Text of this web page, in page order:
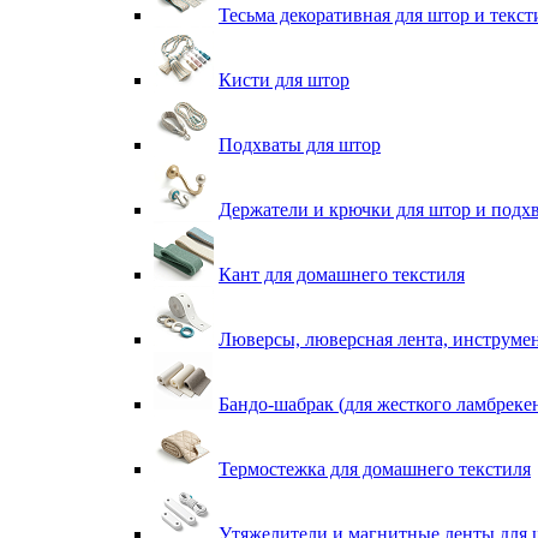
Тесьма декоративная для штор и
Кисти для штор
Подхваты для штор
Держатели и крючки для штор и
Кант для домашнего текстиля
Люверсы, люверсная лента,
Бандо-шабрак (для жесткого
Термостежка для домашнего текстиля
Утяжелители и магнитные ленты для